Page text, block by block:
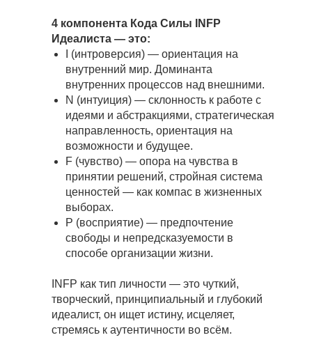
4 компонента Кода Силы INFP
Идеалиста — это:
I (интроверсия) — ориентация на
внутренний мир. Доминанта
внутренних процессов над внешними.
N (интуиция) — склонность к работе с
идеями и абстракциями, стратегическая
направленность, ориентация на
возможности и будущее.
F (чувство) — опора на чувства в
принятии решений, стройная система
ценностей — как компас в жизненных
выборах.
P (восприятие) — предпочтение
свободы и непредсказуемости в
способе организации жизни.
INFP как тип личности — это чуткий,
творческий, принципиальный и глубокий
идеалист, он ищет истину, исцеляет,
стремясь к аутентичности во всём.